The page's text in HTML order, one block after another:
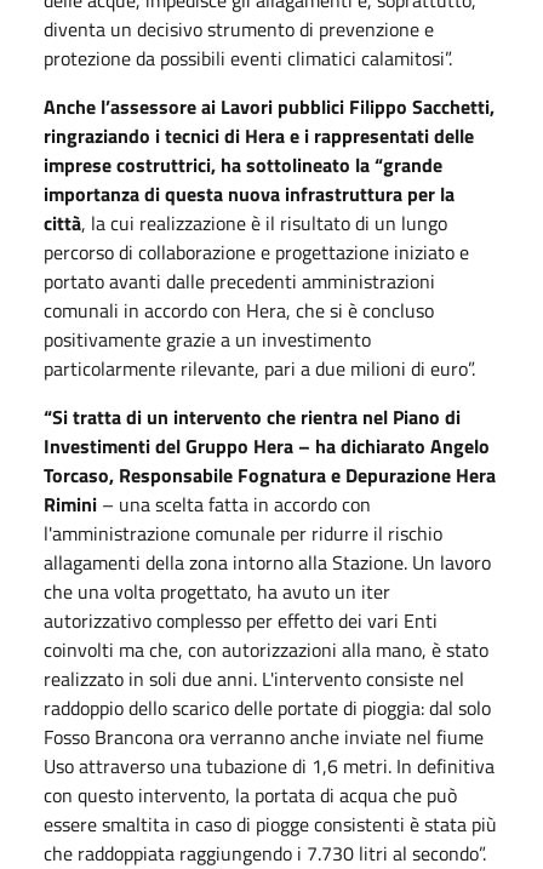
diventa un decisivo strumento di prevenzione e
protezione da possibili eventi climatici calamitosi”.
Anche l’assessore ai Lavori pubblici Filippo Sacchetti,
ringraziando i tecnici di Hera e i rappresentati delle
imprese costruttrici, ha sottolineato la “grande
importanza di questa nuova infrastruttura per la
città, la cui realizzazione è il risultato di un lungo
percorso di collaborazione e progettazione iniziato e
portato avanti dalle precedenti amministrazioni
comunali in accordo con Hera, che si è concluso
positivamente grazie a un investimento
particolarmente rilevante, pari a due milioni di euro”.
“Si tratta di un intervento che rientra nel Piano di
Investimenti del Gruppo Hera – ha dichiarato Angelo
Torcaso, Responsabile Fognatura e Depurazione Hera
Rimini – una scelta fatta in accordo con
l'amministrazione comunale per ridurre il rischio
allagamenti della zona intorno alla Stazione. Un lavoro
che una volta progettato, ha avuto un iter
autorizzativo complesso per effetto dei vari Enti
coinvolti ma che, con autorizzazioni alla mano, è stato
realizzato in soli due anni. L'intervento consiste nel
raddoppio dello scarico delle portate di pioggia: dal solo
Fosso Brancona ora verranno anche inviate nel fiume
Uso attraverso una tubazione di 1,6 metri. In definitiva
con questo intervento, la portata di acqua che può
essere smaltita in caso di piogge consistenti è stata più
che raddoppiata raggiungendo i 7.730 litri al secondo”.